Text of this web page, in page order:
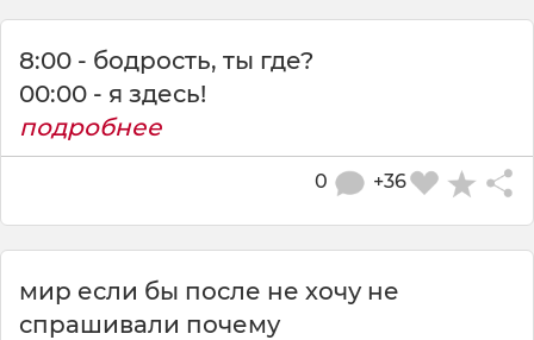
8:00 - бодрость, ты где?
00:00 - я здесь!
подробнее
+36
0
мир если бы после не хочу не
спрашивали почему